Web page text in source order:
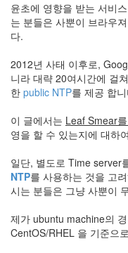
윤초에 영향을 받는 서비
는 분들은 사뿐이 브라우
다.
2012년 사태 이후로,
니라 대략 20여시간에 걸
한 public NTP를 제공 합
이 글에서는 Leaf Smear
영을 할 수 있는지에 대하
일단, 별도로 Time server
NTP를 사용하는 것을 고
시는 분들은 그냥 사뿐이
제가 ubuntu machine의
CentOS/RHEL 을 기준으
Mozilla
군
표
준
L10N
iPutty
AnNyung
불
여
우
Notices